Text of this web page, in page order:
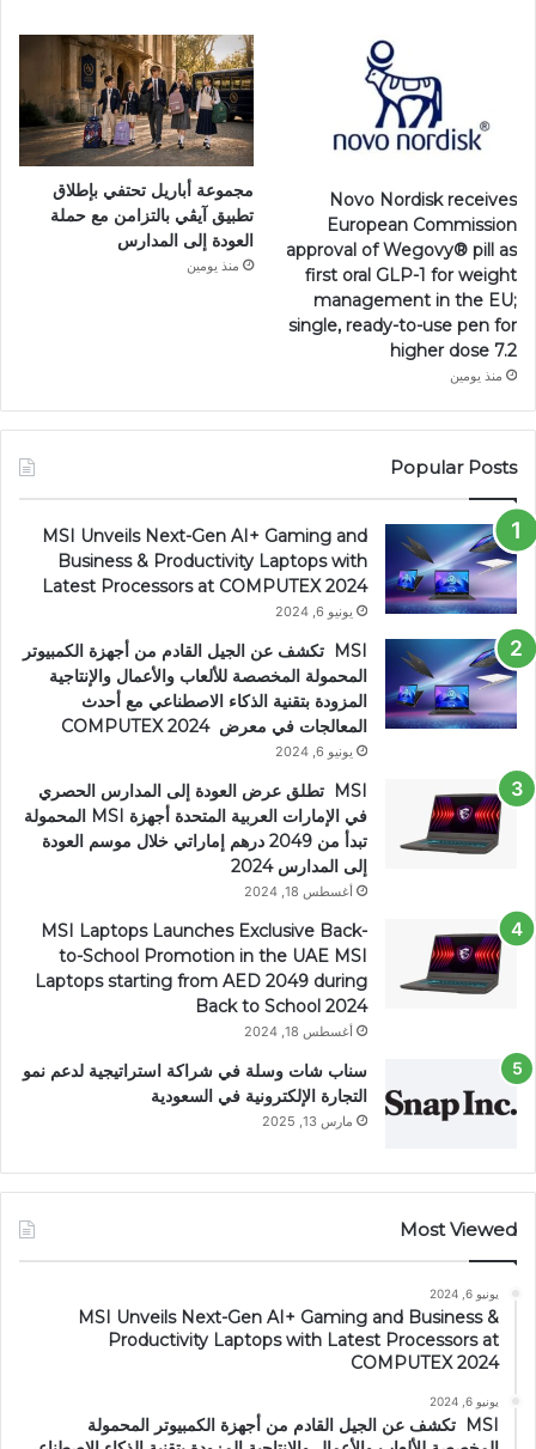
Novo Nordisk receives
European Commission
approval of Wegovy®️ pill as
first oral GLP-1 for weight
management in the EU;
single, ready-to-use pen for
higher dose 7.2
منذ يومين
مجموعة أباريل تحتفي بإطلاق
تطبيق آيڤي بالتزامن مع حملة
العودة إلى المدارس
منذ يومين
Popular Posts
MSI Unveils Next-Gen AI+ Gaming and
Business & Productivity Laptops with
Latest Processors at COMPUTEX 2024
يونيو 6, 2024
MSI تكشف عن الجيل القادم من أجهزة الكمبيوتر
المحمولة المخصصة للألعاب والأعمال والإنتاجية
المزودة بتقنية الذكاء الاصطناعي مع أحدث
المعالجات في معرض COMPUTEX 2024
يونيو 6, 2024
MSI تطلق عرض العودة إلى المدارس الحصري
في الإمارات العربية المتحدة أجهزة MSI المحمولة
تبدأ من 2049 درهم إماراتي خلال موسم العودة
إلى المدارس 2024
أغسطس 18, 2024
MSI Laptops Launches Exclusive Back-
to-School Promotion in the UAE MSI
Laptops starting from AED 2049 during
Back to School 2024
أغسطس 18, 2024
سناب شات وسلة في شراكة استراتيجية لدعم نمو
التجارة الإلكترونية في السعودية
مارس 13, 2025
Most Viewed
يونيو 6, 2024
MSI Unveils Next-Gen AI+ Gaming and Business &
Productivity Laptops with Latest Processors at
COMPUTEX 2024
يونيو 6, 2024
MSI تكشف عن الجيل القادم من أجهزة الكمبيوتر المحمولة